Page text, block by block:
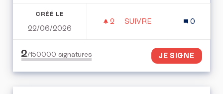
CRÉÉ LE
22/06/2026
2 2 ABONNÉS
SUIVRE
0
2/150000 signatures JE SIGNE